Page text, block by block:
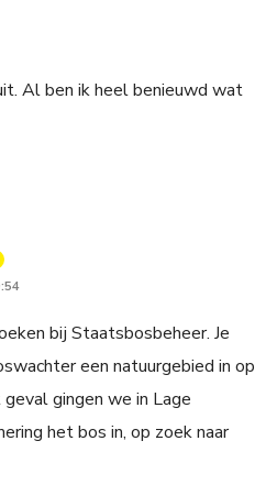
Al ben ik heel benieuwd wat
says:
bij Staatsbosbeheer. Je
een natuurgebied in op
gingen we in Lage
het bos in, op zoek naar